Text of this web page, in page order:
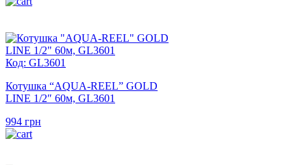
Код: GL3601
Котушка “AQUA-REEL” GOLD
LINE 1/2″ 60м, GL3601
994 грн